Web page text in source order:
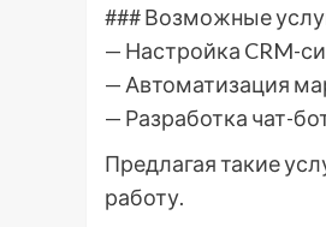
### Возможные
— Настройка CRM-
— Автоматизация
— Разработка чат-
Предлагая такие
работу.